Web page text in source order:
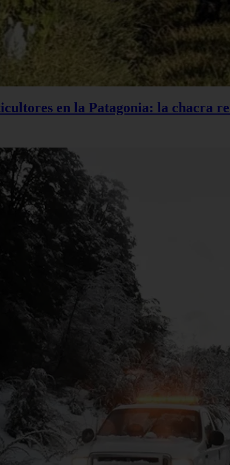
en la Patagonia: la chacra